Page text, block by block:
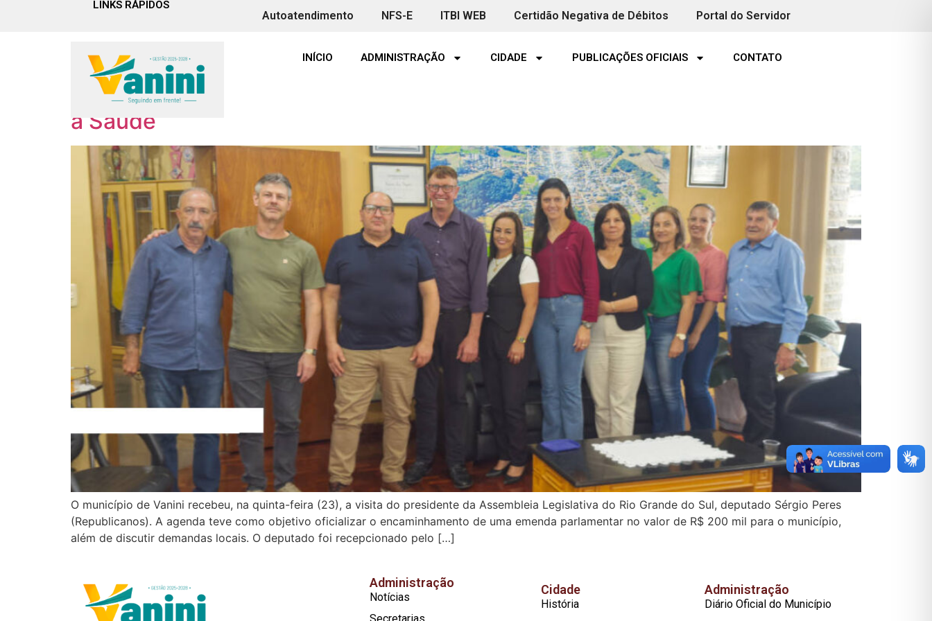
LINKS RÁPIDOS
Autoatendimento NFS-E ITBI WEB Certidão Negativa de Débitos Portal do Servidor
INÍCIO ADMINISTRAÇÃO CIDADE PUBLICAÇÕES OFICIAIS CONTATO
Tag: visita
Presidente da Assembleia Legislativa visita Vanini e confirma emenda para
a Saúde
O município de Vanini recebeu, na quinta-feira (23), a visita do presidente da Assembleia Legislativa do Rio Grande do Sul, deputado Sérgio Peres
(Republicanos). A agenda teve como objetivo oficializar o encaminhamento de uma emenda parlamentar no valor de R$ 200 mil para o município,
além de discutir demandas locais. O deputado foi recepcionado pelo […]
Administração
Notícias
Cidade
História
Administração
Diário Oficial do Município